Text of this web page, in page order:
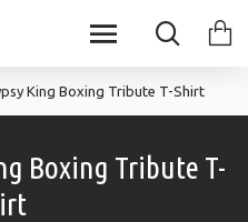
King Boxing Tribute T-Shirt
Boxing Tribute T-